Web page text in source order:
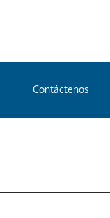
Contáctenos